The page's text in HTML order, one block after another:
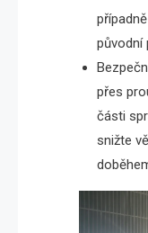
původní
přes
části
snižte